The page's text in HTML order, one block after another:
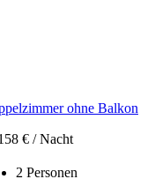
ohne Balkon
€ / Nacht
2 Personen